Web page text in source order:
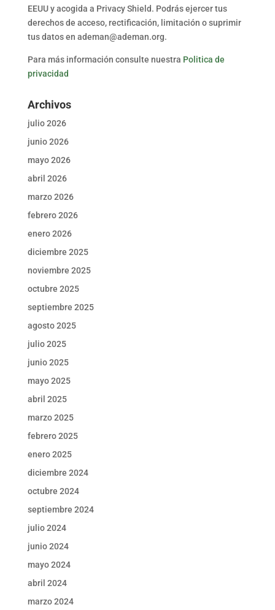
EEUU y acogida a Privacy Shield. Podrás ejercer tus
derechos de acceso, rectificación, limitación o suprimir
tus datos en ademan@ademan.org.
Para más información consulte nuestra Politica de
privacidad
Archivos
julio 2026
junio 2026
mayo 2026
abril 2026
marzo 2026
febrero 2026
enero 2026
diciembre 2025
noviembre 2025
octubre 2025
septiembre 2025
agosto 2025
julio 2025
junio 2025
mayo 2025
abril 2025
marzo 2025
febrero 2025
enero 2025
diciembre 2024
octubre 2024
septiembre 2024
julio 2024
junio 2024
mayo 2024
abril 2024
marzo 2024